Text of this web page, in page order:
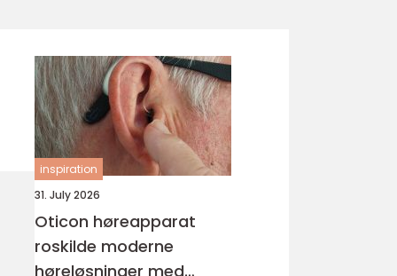
inspiration
31. July 2026
Oticon høreapparat
roskilde moderne
høreløsninger med